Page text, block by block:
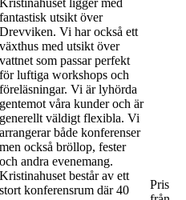
fantastisk utsikt över
Drevviken. Vi har också ett
växthus med utsikt över
vattnet som passar perfekt
för luftiga workshops och
föreläsningar. Vi är lyhörda
gentemot våra kunder och är
generellt väldigt flexibla. Vi
arrangerar både konferenser
men också bröllop, fester
och andra evenemang.
Kristinahuset består av ett
stort konferensrum där 40
Pris